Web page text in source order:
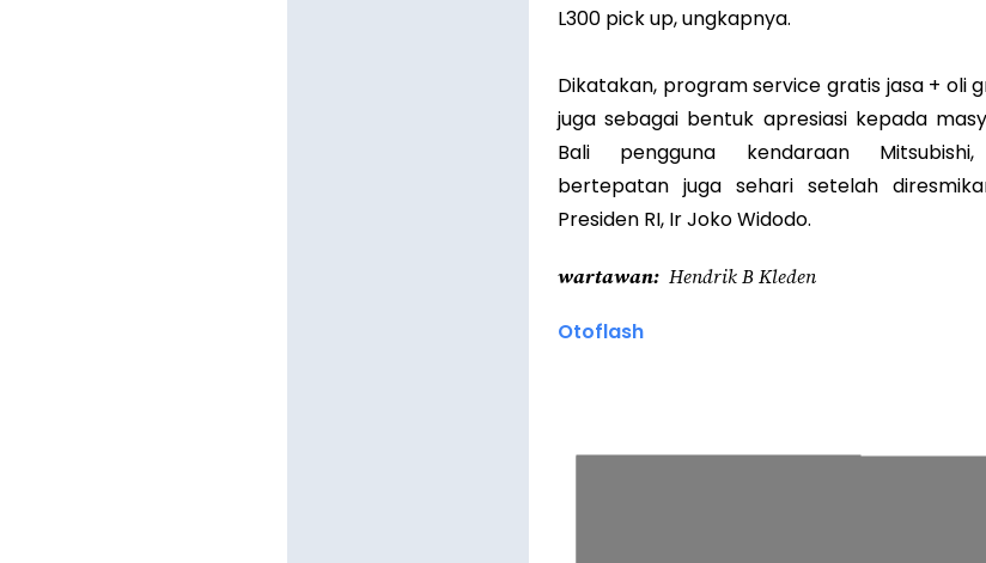
L300 pick up, ungkapnya.
Dikatakan, program service gratis jasa + oli
juga sebagai bentuk apresiasi kepada
Bali pengguna kendaraan
bertepatan juga sehari setelah
Presiden RI, Ir Joko Widodo.
wartawan Hendrik B Kleden
Otoflash